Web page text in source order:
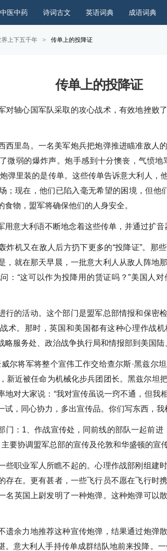
成语词典
英语词典
诗词古文
中医中药
界上下五千年 > 传单上的投降证
传单上的投降证
对轴心国军队采取的攻心战术，有效地挫败
西里岛。一名美军炮兵把炮弹推进瞄准敌人
微弱的爆炸声。炮手感到十分懊丧，气愤地
弹里装的是传单。这些传单告诉意大利人，
；现在，他们已陷入毫无希望的困境，但他
物，盟军将确保他们的人身安全。
用意大利语不断地念着这些传单，并通过扩音
炸机又在敌人后方扔下更多的“投降证”。那
，就在那天早晨，一批意大利人从敌人阵地
：“这可以作为投降用的赁证吗？”美国人
行的活动。这个部门是盟军总部情报和保密
术。那时，英国和美国都有这种心理作战
略服务处、政治战争执行局和情报部到美国陆
尔将军将整个宣伟工作交给查尔斯·黑兹尔
新近被任命为机械化步兵团团长。黑兹尔坦
地对大家说：“我对宣传虽说一窍不通，但我
试，同心协力，多出宣传品。你们写东西，我
门：1、作战宣传处，同前线的部队一起前
要协调盟军总部的宣传及伦敦和华盛顿的宣传
些职业军人所瞧不起的。心理作战部刚组建
存在。更有甚者，一些飞行员不愿在飞行时
名英国上尉发明了一种炮弹。这种炮弹可以
遗余力地推荐这种宣传炮弹，结果通过炮弹
。意大利人手持传单成群结队地前来投降。一